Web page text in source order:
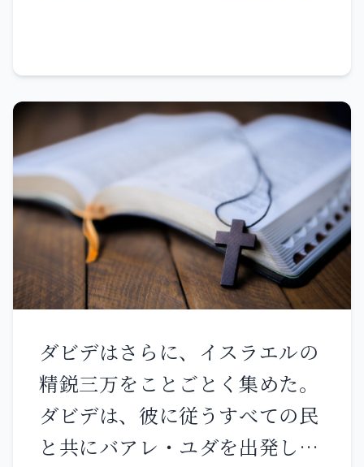
る』と言っても、その人が自分
の正義に頼って不正を行うな
ら、その人のすべての正義は思
い起こされず、行った不正のゆ
えに、その人は死ぬ。 また、私
が悪しき者に『あなたは必ず死
ぬ』と言っても、その人がその
罪から立ち帰り、公正と正義を
が質物を返し、強奪したものを
返却し、命の掟に従って歩み、
不正を行わないなら、その人は
必ず生き、死ぬことはない。 そ
とになる。その喜びをあなたが
たから奪い去る者はいない。 そ
の日には、あなたがたが私に尋
ねることは、何もない。よくよ
く言っておく。あなたがたが私
の名によって願うなら、父は何
でも与えてくださる。 今まで
は、あなたがたは私の名によっ
さい。そうすれば与えられ、あ
なたがたは喜びで満たされ
る。」
めに、人々があなたがたを罵
り、迫害し、ありもしないこと
で悪口を浴びせるとき、あなた
がたは幸いである。 喜びなさ
い。大いに喜びなさい。天には
大きな報いがある。あなたがた
より前の預言者たちも、同じよ
うに迫害されたのである。」
て高くいまし その栄光は天を超
える。 私たちの神、主のような
方がほかにあろうか。 高きとこ
ろに座し 天にあっても地にあっ
ても 低きに下って御覧になる
方。 弱い人を塵の中から起こし
貧しい人を芥の中から高く上げ
高貴な人々と共に 民の中の高貴
る。 子のない女を家に住まわせ
子らを授かり喜ぶ母にしてくだ
さる。 ハレルヤ。
ダビデはさらに、イスラエルの
精鋭三万をことごとく集めた。
ダビデは、彼に従うすべての民
と共にバアレ・ユダを出発し、